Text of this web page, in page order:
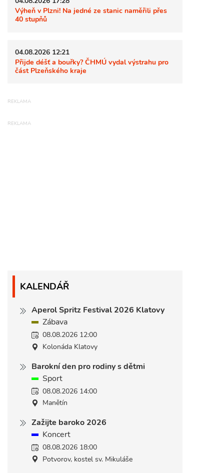
Výheň v Plzni! Na jedné ze stanic naměřili přes
40 stupňů
04.08.2026 12:21
Přijde déšť a bouřky? ČHMÚ vydal výstrahu pro
část Plzeňského kraje
KALENDÁŘ
Aperol Spritz Festival 2026 Klatovy
Zábava
08.08.2026 12:00
Kolonáda Klatovy
Barokní den pro rodiny s dětmi
Sport
08.08.2026 14:00
Manětín
Zažijte baroko 2026
Koncert
08.08.2026 18:00
Potvorov, kostel sv. Mikuláše